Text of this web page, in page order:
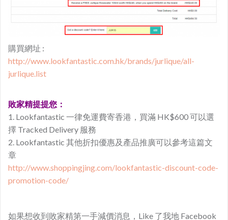
購買網址 :
http://www.lookfantastic.com.hk/brands/jurlique/all-
jurlique.list
敗家精提提您：
1. Lookfantastic 一律免運費寄香港，買滿 HK$600 可以選
擇 Tracked Delivery 服務
2. Lookfantastic 其他折扣優惠及產品推廣可以參考這篇文
章
http://www.shoppingjing.com/lookfantastic-discount-code-
promotion-code/
如果想收到敗家精第一手減價消息，Like 了我地 Facebook